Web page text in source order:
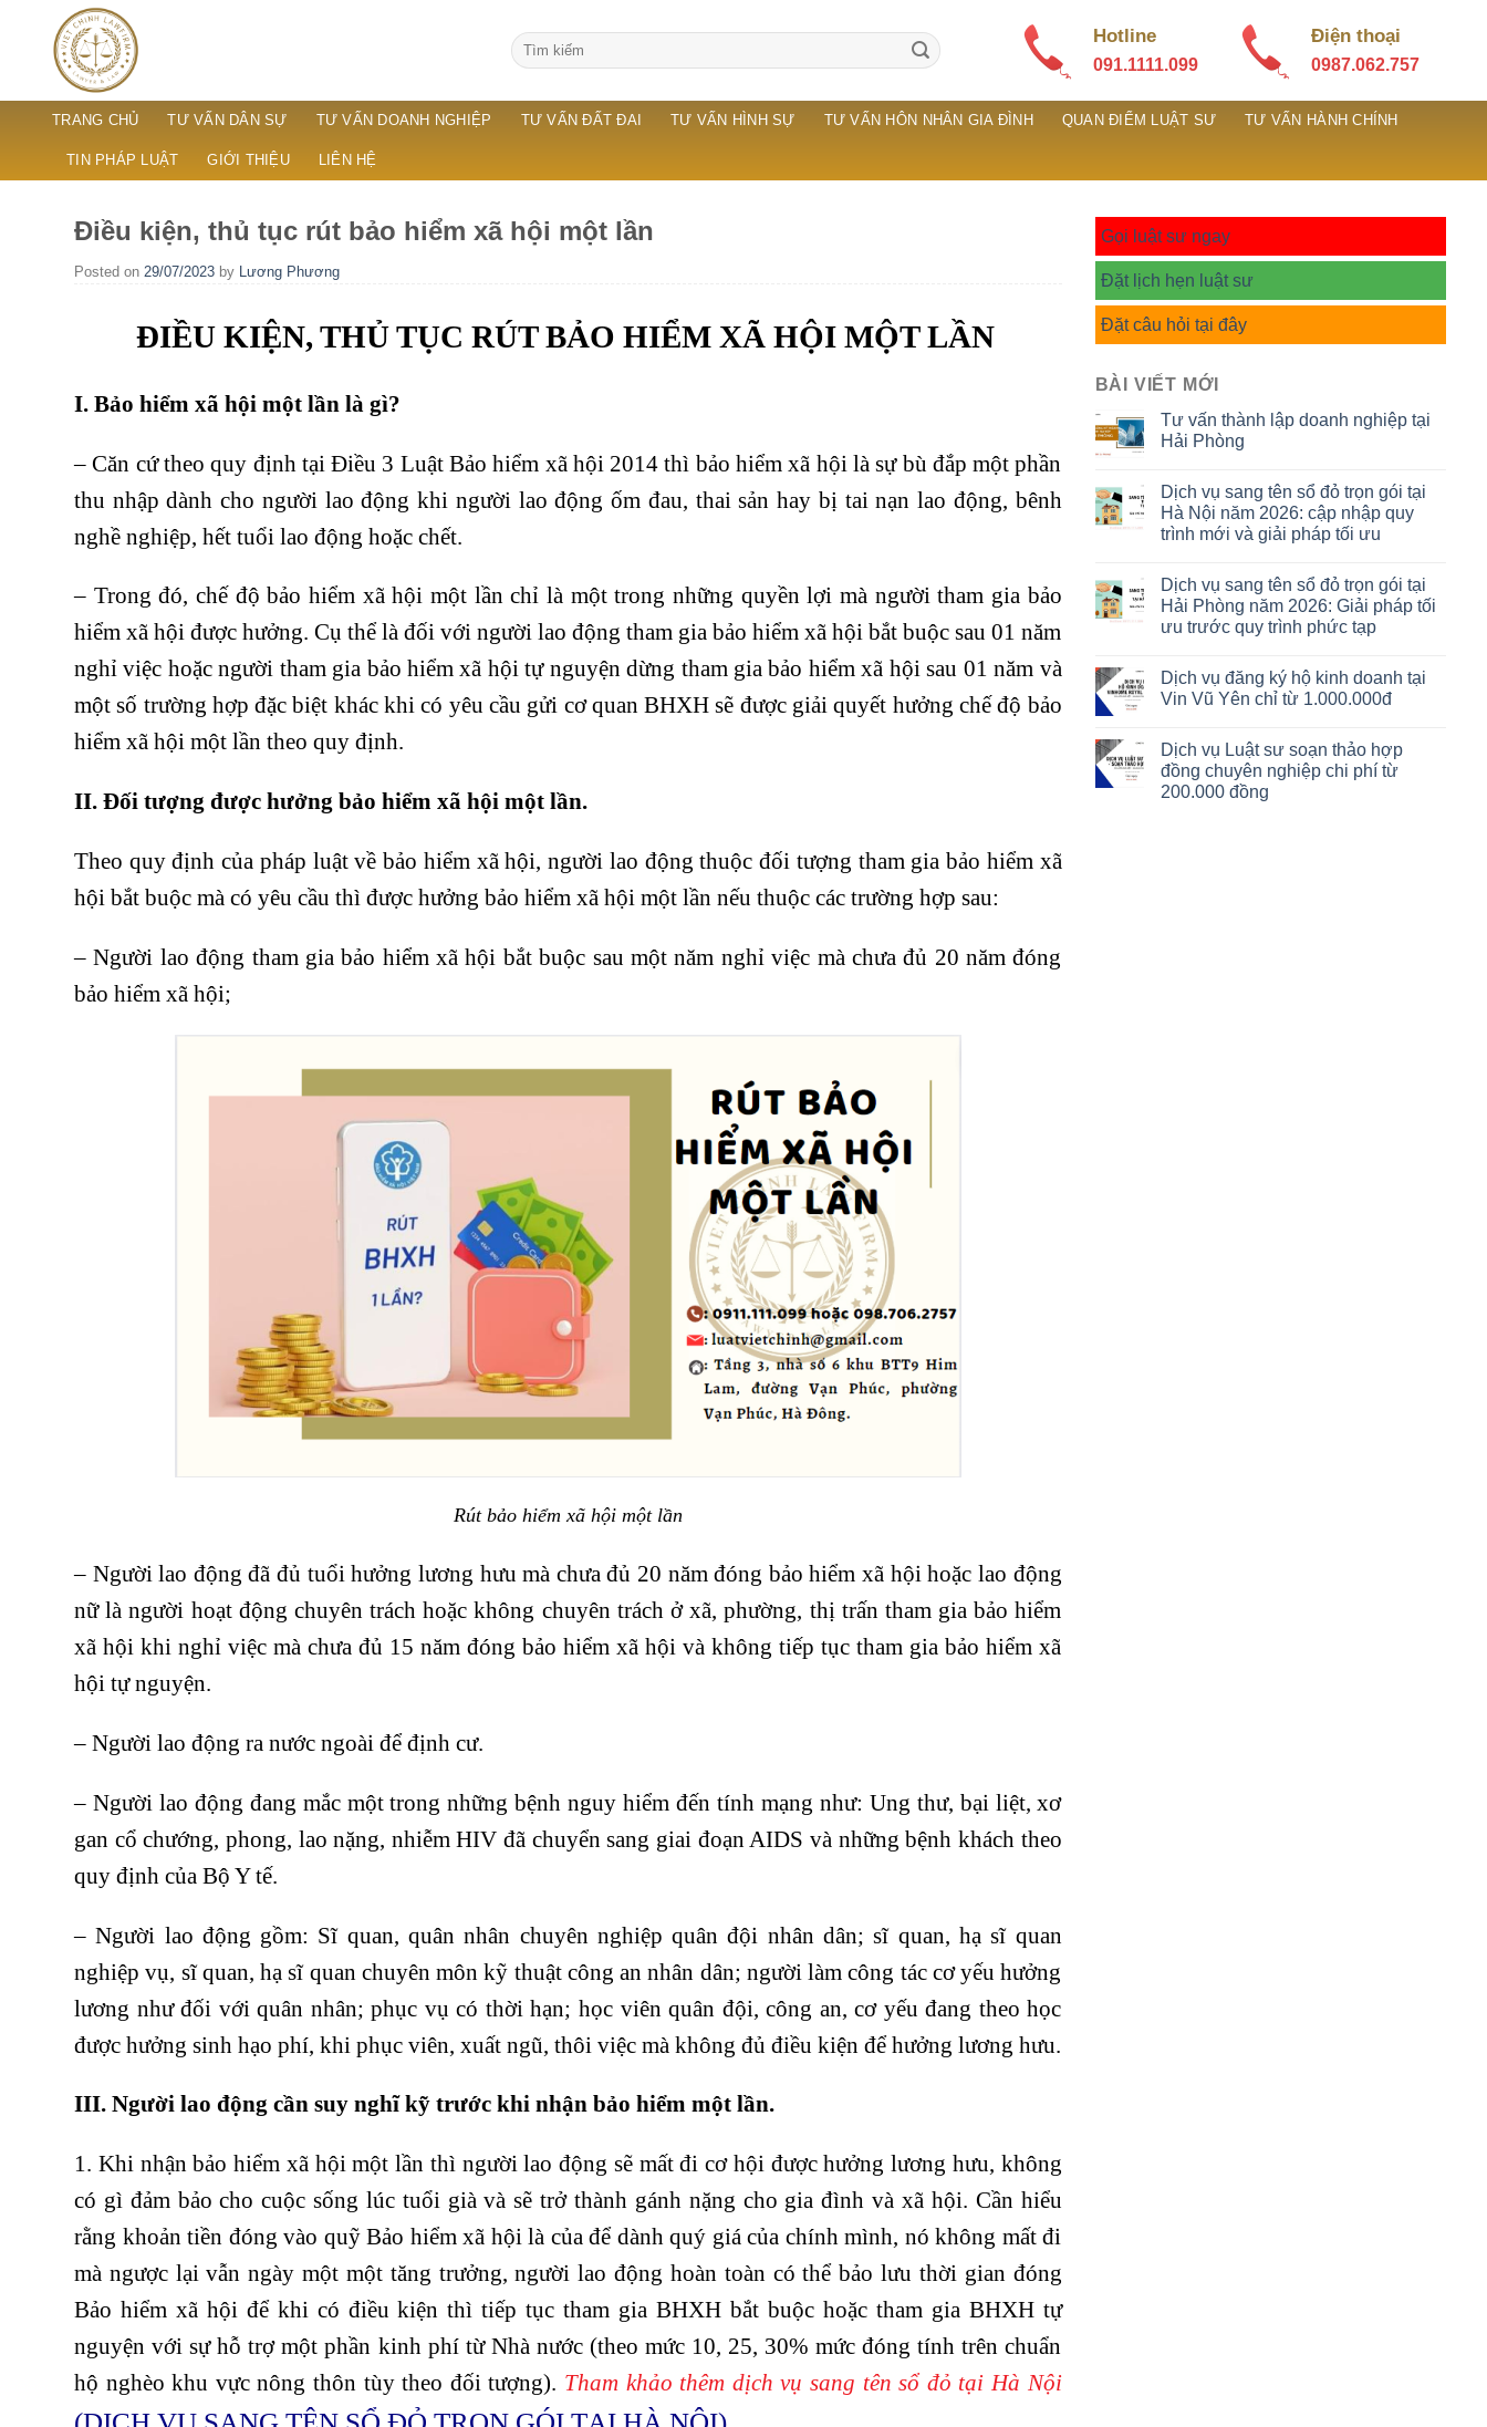
content
Hotline
091.1111.099
Điện thoại
0987.062.757
TRANG CHỦ TƯ VẤN DÂN SỰ TƯ VẤN DOANH NGHIỆP TƯ VẤN ĐẤT ĐAI TƯ VẤN HÌNH SỰ TƯ VẤN HÔN NHÂN GIA ĐÌNH QUAN ĐIỂM LUẬT SƯ TƯ VẤN HÀNH CHÍNH
TIN PHÁP LUẬT GIỚI THIỆU LIÊN HỆ
Điều kiện, thủ tục rút bảo hiểm xã hội một lần
Posted on 29/07/2023 by Lương Phương
ĐIỀU KIỆN, THỦ TỤC RÚT BẢO HIỂM XÃ HỘI MỘT LẦN
I. Bảo hiểm xã hội một lần là gì?
– Căn cứ theo quy định tại Điều 3 Luật Bảo hiểm xã hội 2014 thì bảo hiểm xã hội là sự bù đắp một phần
thu nhập dành cho người lao động khi người lao động ốm đau, thai sản hay bị tai nạn lao động, bênh
nghề nghiệp, hết tuổi lao động hoặc chết.
– Trong đó, chế độ bảo hiểm xã hội một lần chỉ là một trong những quyền lợi mà người tham gia bảo
hiểm xã hội được hưởng. Cụ thể là đối với người lao động tham gia bảo hiểm xã hội bắt buộc sau 01 năm
nghỉ việc hoặc người tham gia bảo hiểm xã hội tự nguyện dừng tham gia bảo hiểm xã hội sau 01 năm và
một số trường hợp đặc biệt khác khi có yêu cầu gửi cơ quan BHXH sẽ được giải quyết hưởng chế độ bảo
hiểm xã hội một lần theo quy định.
II. Đối tượng được hưởng bảo hiểm xã hội một lần.
Theo quy định của pháp luật về bảo hiểm xã hội, người lao động thuộc đối tượng tham gia bảo hiểm xã
hội bắt buộc mà có yêu cầu thì được hưởng bảo hiểm xã hội một lần nếu thuộc các trường hợp sau:
– Người lao động tham gia bảo hiểm xã hội bắt buộc sau một năm nghỉ việc mà chưa đủ 20 năm đóng
bảo hiểm xã hội;
Rút bảo hiểm xã hội một lần
– Người lao động đã đủ tuổi hưởng lương hưu mà chưa đủ 20 năm đóng bảo hiểm xã hội hoặc lao động
nữ là người hoạt động chuyên trách hoặc không chuyên trách ở xã, phường, thị trấn tham gia bảo hiểm
xã hội khi nghỉ việc mà chưa đủ 15 năm đóng bảo hiểm xã hội và không tiếp tục tham gia bảo hiểm xã
hội tự nguyện.
– Người lao động ra nước ngoài để định cư.
– Người lao động đang mắc một trong những bệnh nguy hiểm đến tính mạng như: Ung thư, bại liệt, xơ
gan cổ chướng, phong, lao nặng, nhiễm HIV đã chuyển sang giai đoạn AIDS và những bệnh khách theo
quy định của Bộ Y tế.
– Người lao động gồm: Sĩ quan, quân nhân chuyên nghiệp quân đội nhân dân; sĩ quan, hạ sĩ quan
nghiệp vụ, sĩ quan, hạ sĩ quan chuyên môn kỹ thuật công an nhân dân; người làm công tác cơ yếu hưởng
lương như đối với quân nhân; phục vụ có thời hạn; học viên quân đội, công an, cơ yếu đang theo học
được hưởng sinh hạo phí, khi phục viên, xuất ngũ, thôi việc mà không đủ điều kiện để hưởng lương hưu.
III. Người lao động cần suy nghĩ kỹ trước khi nhận bảo hiểm một lần.
1. Khi nhận bảo hiểm xã hội một lần thì người lao động sẽ mất đi cơ hội được hưởng lương hưu, không
có gì đảm bảo cho cuộc sống lúc tuổi già và sẽ trở thành gánh nặng cho gia đình và xã hội. Cần hiểu
rằng khoản tiền đóng vào quỹ Bảo hiểm xã hội là của để dành quý giá của chính mình, nó không mất đi
mà ngược lại vẫn ngày một một tăng trưởng, người lao động hoàn toàn có thể bảo lưu thời gian đóng
Bảo hiểm xã hội để khi có điều kiện thì tiếp tục tham gia BHXH bắt buộc hoặc tham gia BHXH tự
nguyện với sự hỗ trợ một phần kinh phí từ Nhà nước (theo mức 10, 25, 30% mức đóng tính trên chuẩn
hộ nghèo khu vực nông thôn tùy theo đối tượng). Tham khảo thêm dịch vụ sang tên sổ đỏ tại Hà Nội
Gọi luật sư ngay
Đặt lịch hẹn luật sư
Đặt câu hỏi tại đây
BÀI VIẾT MỚI
Tư vấn thành lập doanh nghiệp tại
Hải Phòng
Dịch vụ sang tên sổ đỏ trọn gói tại
Hà Nội năm 2026: cập nhập quy
trình mới và giải pháp tối ưu
Dịch vụ sang tên sổ đỏ trọn gói tại
Hải Phòng năm 2026: Giải pháp tối
ưu trước quy trình phức tạp
Dịch vụ đăng ký hộ kinh doanh tại
Vin Vũ Yên chỉ từ 1.000.000đ
Dịch vụ Luật sư soạn thảo hợp
đồng chuyên nghiệp chi phí từ
200.000 đồng